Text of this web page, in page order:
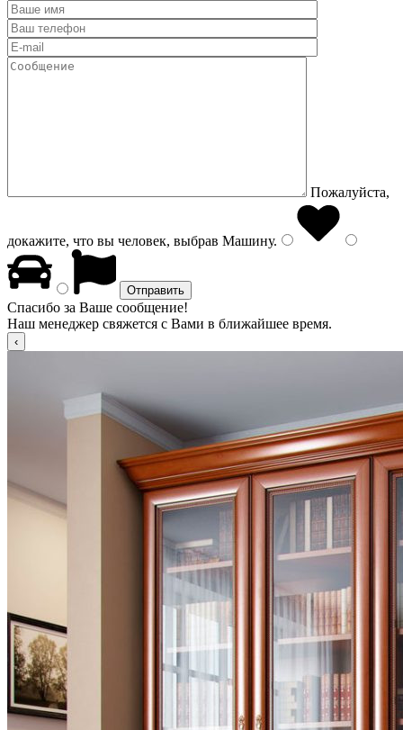
Пожалуйста,
докажите, что вы человек, выбрав Машину.
Спасибо за Ваше сообщение!
Наш менеджер свяжется с Вами в ближайшее время.